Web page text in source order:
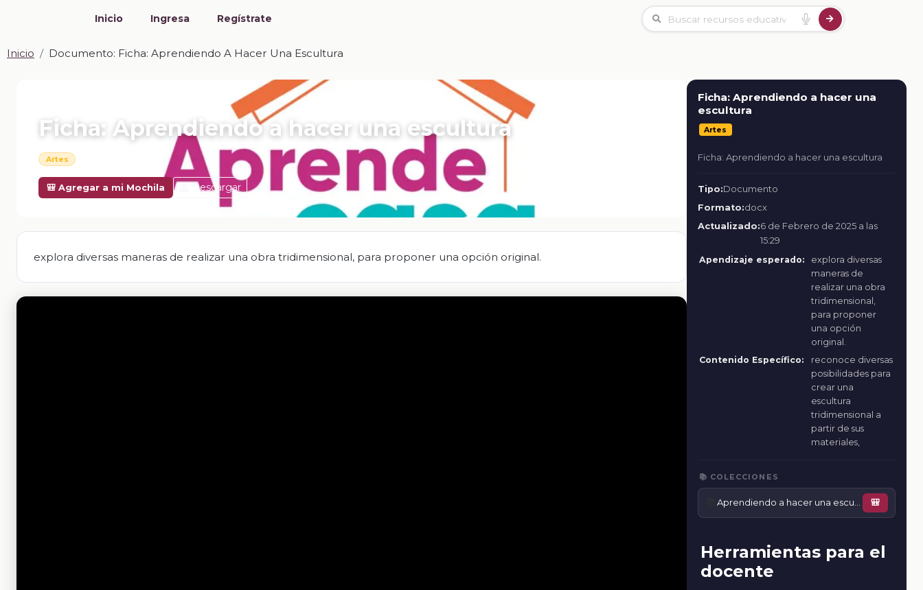
Inicio Ingresa Regístrate
Inicio Documento: Ficha: Aprendiendo A Hacer Una Escultura
Ficha: Aprendiendo a hacer una escultura
Artes
🎒 Agregar a mi Mochila Descargar
explora diversas maneras de realizar una obra tridimensional, para proponer una opción original.
Ficha: Aprendiendo a hacer una
escultura
Artes
Ficha: Aprendiendo a hacer una escultura
Tipo:Documento
Formato:docx
Actualizado:6 de Febrero de 2025 a las
15:29
Apendizaje esperado:
explora diversas
maneras de
realizar una obra
tridimensional,
para proponer
una opción
original.
Contenido Específico:
reconoce diversas
posibilidades para
crear una
escultura
tridimensional a
partir de sus
materiales,
📚 COLECCIONES
📚 Aprendiendo a hacer una escultura 🎒
Herramientas para el
docente